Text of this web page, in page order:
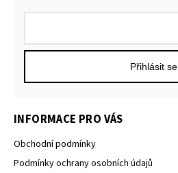
Přihlásit se
INFORMACE PRO VÁS
Obchodní podmínky
Podmínky ochrany osobních údajů